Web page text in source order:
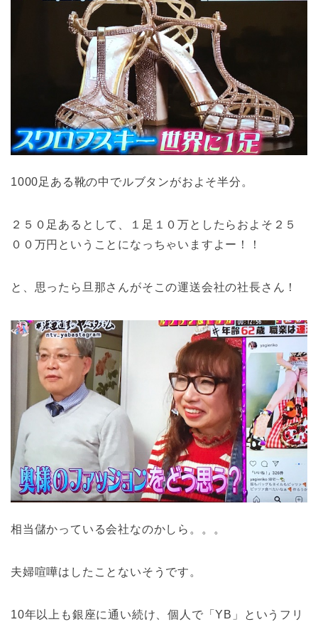
1000足ある靴の中でルブタンがおよそ半分。
２５０足あるとして、１足１０万としたらおよそ２５
００万円ということになっちゃいますよー！！
と、思ったら旦那さんがそこの運送会社の社長さん！
相当儲かっている会社なのかしら。。。
夫婦喧嘩はしたことないそうです。
10年以上も銀座に通い続け、個人で「YB」というフリ